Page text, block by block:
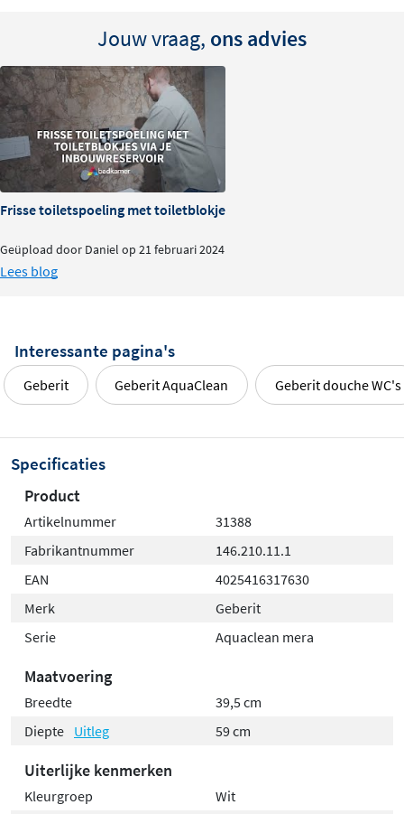
Jouw vraag, ons advies
Frisse toiletspoeling met toiletblokjes via je inbouwreservoir
Geüpload door Daniel op 21 februari 2024
Lees blog
Interessante pagina's
Geberit Geberit AquaClean Geberit douche WC's
Specificaties
Product
Artikelnummer
31388
Fabrikantnummer
146.210.11.1
EAN
4025416317630
Merk
Geberit
Serie
Aquaclean mera
Maatvoering
Breedte
39,5 cm
Diepte Uitleg 59 cm
Uiterlijke kenmerken
Kleurgroep
Wit